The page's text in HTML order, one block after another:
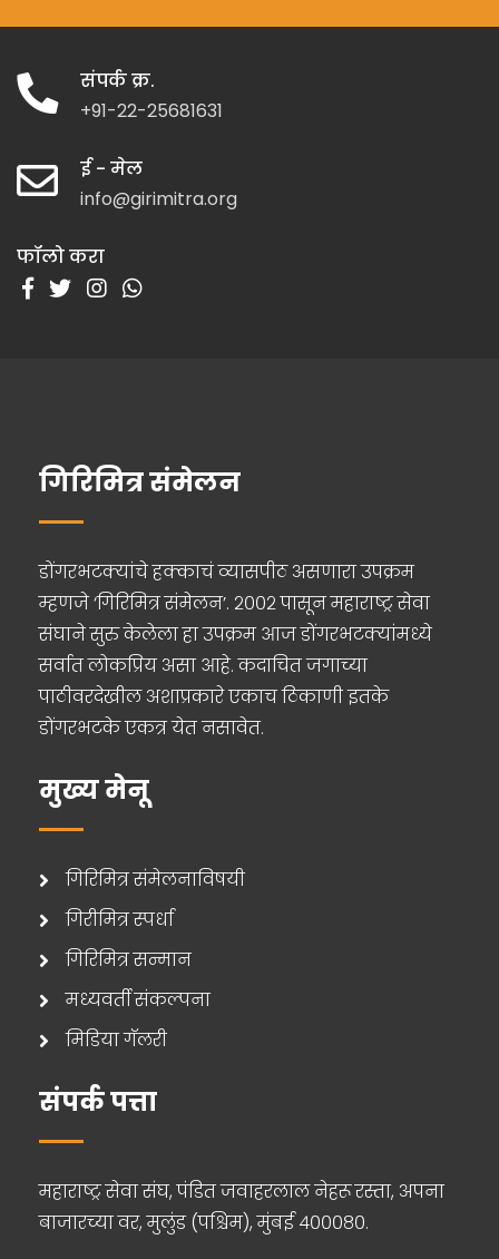
संपर्क क्र.
+91-22-25681631
ई - मेल
info@girimitra.org
फॉलो करा
गिरिमित्र संमेलन
डोंगरभटक्यांचे हक्काचं व्यासपीठ असणारा उपक्रम
म्हणजे ‘गिरिमित्र संमेलन’. २००२ पासून महाराष्ट्र सेवा
संघाने सुरु केलेला हा उपक्रम आज डोंगरभटक्यांमध्ये
सर्वात लोकप्रिय असा आहे. कदाचित जगाच्या
पाठीवरदेखील अशाप्रकारे एकाच ठिकाणी इतके
डोंगरभटके एकत्र येत नसावेत.
मुख्य मेनू
गिरिमित्र संमेलनाविषयी
गिरीमित्र स्पर्धा
गिरिमित्र सन्मान
मध्यवर्ती संकल्पना
मिडिया गॅलरी
संपर्क पत्ता
महाराष्ट्र सेवा संघ, पंडित जवाहरलाल नेहरू रस्ता, अपना
बाजारच्या वर, मुलुंड (पश्चिम), मुंबई ४०००८०.